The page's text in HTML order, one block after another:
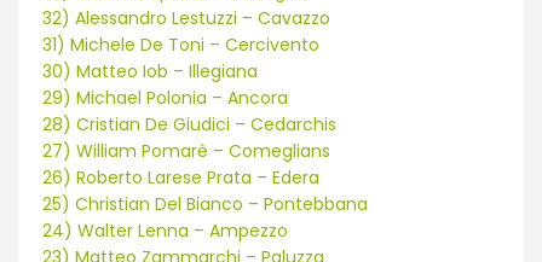
32) Alessandro Lestuzzi – Cavazzo
31) Michele De Toni – Cercivento
30) Matteo Iob – Illegiana
29) Michael Polonia – Ancora
28) Cristian De Giudici – Cedarchis
27) William Pomarè – Comeglians
26) Roberto Larese Prata – Edera
25) Christian Del Bianco – Pontebbana
24) Walter Lenna – Ampezzo